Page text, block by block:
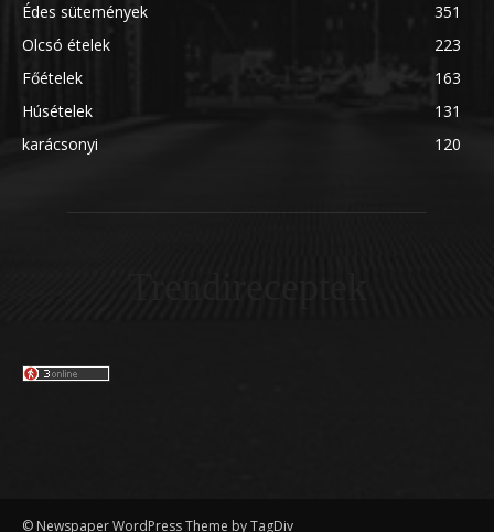
Édes sütemények
351
Olcsó ételek
223
Főételek
163
Húsételek
131
karácsonyi
120
© Newspaper WordPress Theme by TagDiv